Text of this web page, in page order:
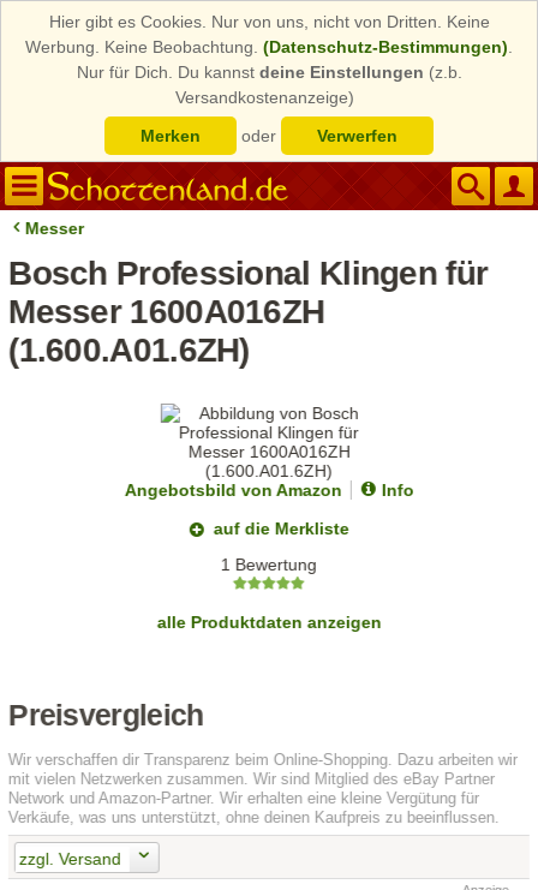
Hier gibt es Cookies. Nur von uns, nicht von Dritten. Keine
Werbung. Keine Beobachtung. (Datenschutz-Bestimmungen)
Nur für Dich. Du kannst deine Einstellungen (z.b.
Versandkostenanzeige)
Merken
oder Verwerfen
Messer
Bosch Professional Klingen für
Messer 1600A016ZH
(1.600.A01.6ZH)
Angebotsbild von Amazon
Info
auf die Merkliste
1 Bewertung
alle Produktdaten anzeigen
Preisvergleich
Wir verschaffen dir Transparenz beim Online-Shopping. Dazu arbeiten wir
mit vielen Netzwerken zusammen. Wir sind Mitglied des eBay Partner
Network und Amazon-Partner. Wir erhalten eine kleine Vergütung für
Verkäufe, was uns unterstützt, ohne deinen Kaufpreis zu beeinflussen.
zzgl. Versand